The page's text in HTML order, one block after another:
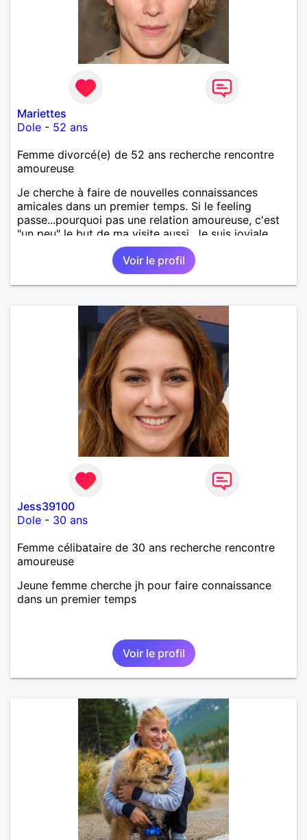
Mariettes
Dole - 52 ans
Femme divorcé(e) de 52 ans recherche rencontre
amoureuse
Je cherche à faire de nouvelles connaissances
amicales dans un premier temps. Si le feeling
passe...pourquoi pas une relation amoureuse, c'est
"un peu" le but de ma visite aussi. Je suis joviale,
bienveillante, positive et dynamique !
Voir le profil
Jess39100
Dole - 30 ans
Femme célibataire de 30 ans recherche rencontre
amoureuse
Jeune femme cherche jh pour faire connaissance
dans un premier temps
Voir le profil